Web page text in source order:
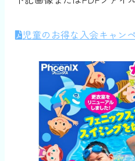
児童のお得な入会キャン